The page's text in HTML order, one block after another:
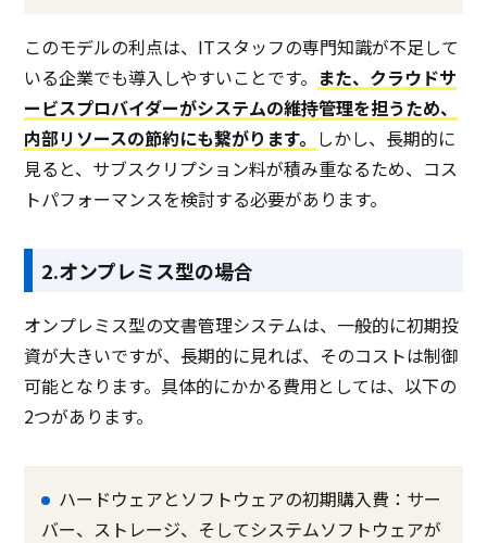
このモデルの利点は、ITスタッフの専門知識が不足して
いる企業でも導入しやすいことです。 また、クラウドサ
ービスプロバイダーがシステムの維持管理を担うため、
内部リソースの節約にも繋がります。 しかし、長期的に
見ると、サブスクリプション料が積み重なるため、コス
トパフォーマンスを検討する必要があります。
2.オンプレミス型の場合
オンプレミス型の文書管理システムは、一般的に初期投
資が大きいですが、長期的に見れば、そのコストは制御
可能となります。具体的にかかる費用としては、以下の
2つがあります。
ハードウェアとソフトウェアの初期購入費：サー
バー、ストレージ、そしてシステムソフトウェアが